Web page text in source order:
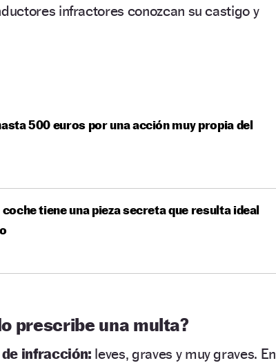
infractores conozcan su castigo y
500 euros por una acción muy propia del
tiene una pieza secreta que resulta ideal
prescribe una multa?
infracción: leves, graves y muy graves. En